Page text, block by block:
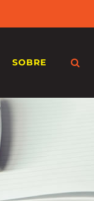
SOBRE